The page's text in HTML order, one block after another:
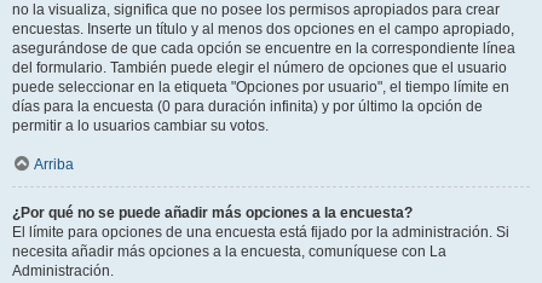
no la visualiza, significa que no posee los permisos apropiados para crear
encuestas. Inserte un título y al menos dos opciones en el campo apropiado,
asegurándose de que cada opción se encuentre en la correspondiente línea
del formulario. También puede elegir el número de opciones que el usuario
puede seleccionar en la etiqueta "Opciones por usuario", el tiempo límite en
días para la encuesta (0 para duración infinita) y por último la opción de
permitir a lo usuarios cambiar su votos.
Arriba
¿Por qué no se puede añadir más opciones a la encuesta?
El límite para opciones de una encuesta está fijado por la administración. Si
necesita añadir más opciones a la encuesta, comuníquese con La
Administración.